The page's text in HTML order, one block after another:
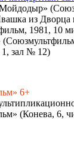
из Дворца
1981, 10
1, зал № 12)
6+
(Конева, 6,